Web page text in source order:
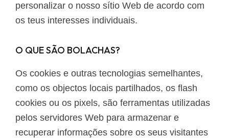
personalizar o nosso sítio Web de acordo com
os teus interesses individuais.
O QUE SÃO BOLACHAS?
Os cookies e outras tecnologias semelhantes,
como os objectos locais partilhados, os flash
cookies ou os pixels, são ferramentas utilizadas
pelos servidores Web para armazenar e
recuperar informações sobre os seus visitantes